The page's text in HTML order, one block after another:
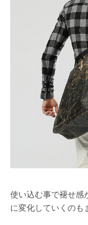
使い込む事で褪せ感
に変化していくのも